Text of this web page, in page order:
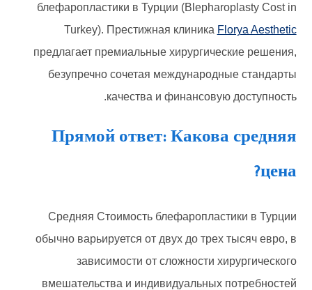
блефаропластики в Турции (Blepharoplasty Cost in
Turkey). Престижная клиникаFlorya Aesthetic
предлагает премиальные хирургические решения,
безупречно сочетая международные стандарты
качества и финансовую доступность.
Прямой ответ: Какова средняя
цена?
Средняя Стоимость блефаропластики в Турции
обычно варьируется от двух до трех тысяч евро, в
зависимости от сложности хирургического
вмешательства и индивидуальных потребностей